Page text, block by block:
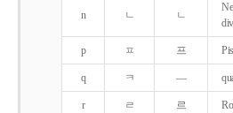
n ㄴ ㄴ
p ㅍ 프
q ㅋ ―
r ㄹ 르